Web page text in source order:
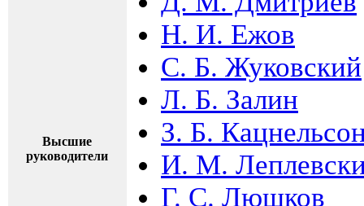
Высшие
руководители
Н. И. Ежов
С. Б. Жуковский
Л. Б. Залин
З. Б.
И. М.
Г. С. Люшков